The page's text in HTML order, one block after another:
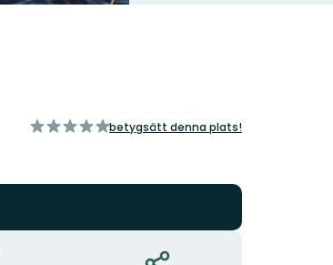
av
betygsätt denna plats!